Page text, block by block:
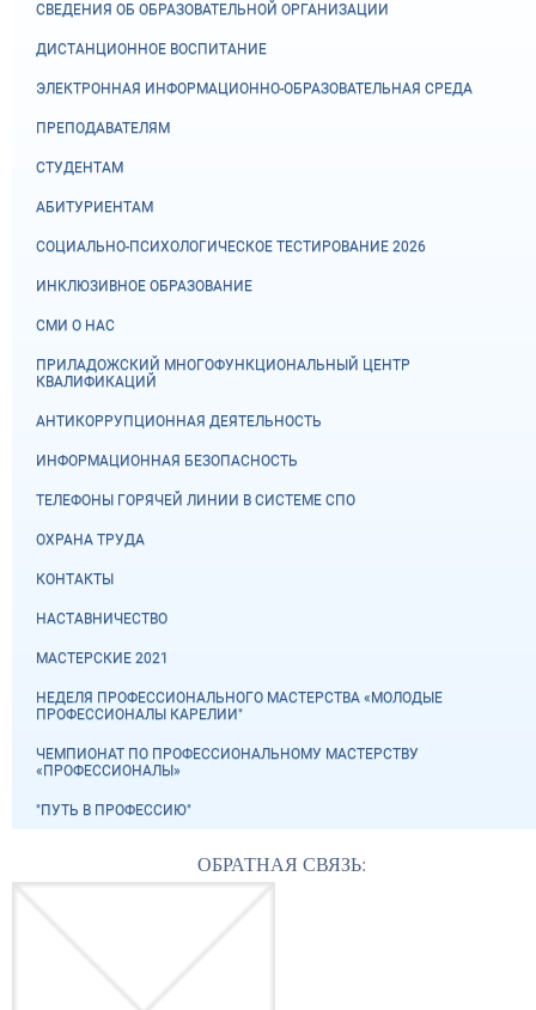
СВЕДЕНИЯ ОБ ОБРАЗОВАТЕЛЬНОЙ ОРГАНИЗАЦИИ
ДИСТАНЦИОННОЕ ВОСПИТАНИЕ
ЭЛЕКТРОННАЯ ИНФОРМАЦИОННО-ОБРАЗОВАТЕЛЬНАЯ СРЕДА
ПРЕПОДАВАТЕЛЯМ
СТУДЕНТАМ
АБИТУРИЕНТАМ
СОЦИАЛЬНО-ПСИХОЛОГИЧЕСКОЕ ТЕСТИРОВАНИЕ 2026
ИНКЛЮЗИВНОЕ ОБРАЗОВАНИЕ
СМИ О НАС
ПРИЛАДОЖСКИЙ МНОГОФУНКЦИОНАЛЬНЫЙ ЦЕНТР
КВАЛИФИКАЦИЙ
АНТИКОРРУПЦИОННАЯ ДЕЯТЕЛЬНОСТЬ
ИНФОРМАЦИОННАЯ БЕЗОПАСНОСТЬ
ТЕЛЕФОНЫ ГОРЯЧЕЙ ЛИНИИ В СИСТЕМЕ СПО
ОХРАНА ТРУДА
КОНТАКТЫ
НАСТАВНИЧЕСТВО
МАСТЕРСКИЕ 2021
НЕДЕЛЯ ПРОФЕССИОНАЛЬНОГО МАСТЕРСТВА «МОЛОДЫЕ
ПРОФЕССИОНАЛЫ КАРЕЛИИ"
ЧЕМПИОНАТ ПО ПРОФЕССИОНАЛЬНОМУ МАСТЕРСТВУ
«ПРОФЕССИОНАЛЫ»
"ПУТЬ В ПРОФЕССИЮ"
ОБРАТНАЯ СВЯЗЬ: